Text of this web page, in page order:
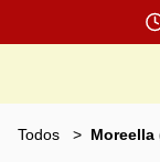
Todos Moreella